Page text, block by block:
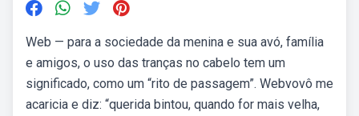
Web — para a sociedade da menina e sua avó, família
e amigos, o uso das tranças no cabelo tem um
significado, como um “rito de passagem”. Webvovô me
acaricia e diz: “querida bintou, quando for mais velha,